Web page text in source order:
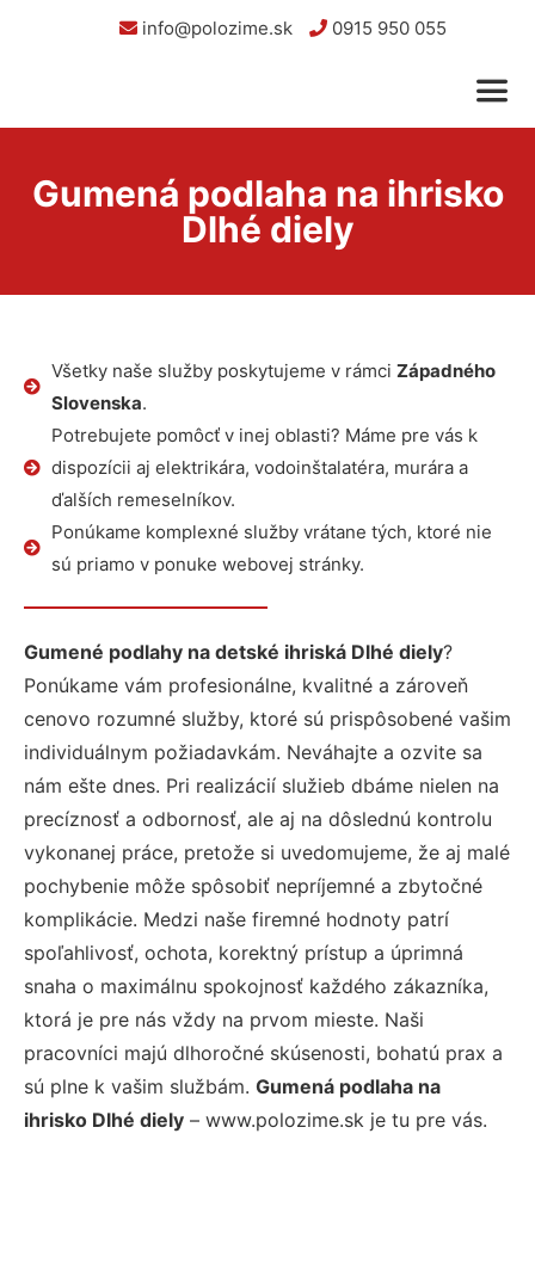
info@polozime.sk 0915 950 055
Gumená podlaha na ihrisko
Dlhé diely
Všetky naše služby poskytujeme v rámci Západného
Slovenska.
Potrebujete pomôcť v inej oblasti? Máme pre vás k
dispozícii aj elektrikára, vodoinštalatéra, murára a
ďalších remeselníkov.
Ponúkame komplexné služby vrátane tých, ktoré nie
sú priamo v ponuke webovej stránky.
Gumené podlahy na detské ihriská Dlhé diely?
Ponúkame vám profesionálne, kvalitné a zároveň
cenovo rozumné služby, ktoré sú prispôsobené vašim
individuálnym požiadavkám. Neváhajte a ozvite sa
nám ešte dnes. Pri realizácií služieb dbáme nielen na
precíznosť a odbornosť, ale aj na dôslednú kontrolu
vykonanej práce, pretože si uvedomujeme, že aj malé
pochybenie môže spôsobiť nepríjemné a zbytočné
komplikácie. Medzi naše firemné hodnoty patrí
spoľahlivosť, ochota, korektný prístup a úprimná
snaha o maximálnu spokojnosť každého zákazníka,
ktorá je pre nás vždy na prvom mieste. Naši
pracovníci majú dlhoročné skúsenosti, bohatú prax a
sú plne k vašim službám. Gumená podlaha na
ihrisko Dlhé diely – www.polozime.sk je tu pre vás.